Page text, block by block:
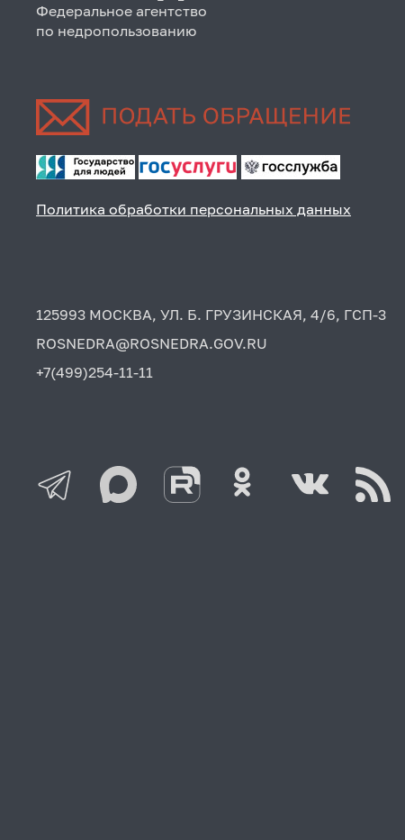
Федеральное агентство
по недропользованию
Политика обработки персональных данных
125993 МОСКВА, УЛ. Б. ГРУЗИНСКАЯ, 4/6, ГСП-3
ROSNEDRA@ROSNEDRA.GOV.RU
+7(499)254-11-11